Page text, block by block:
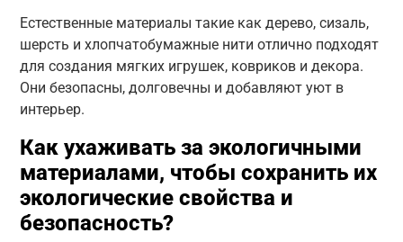
Естественные материалы такие как дерево, сизаль,
шерсть и хлопчатобумажные нити отлично подходят
для создания мягких игрушек, ковриков и декора.
Они безопасны, долговечны и добавляют уют в
интерьер.
Как ухаживать за экологичными
материалами, чтобы сохранить их
экологические свойства и
безопасность?